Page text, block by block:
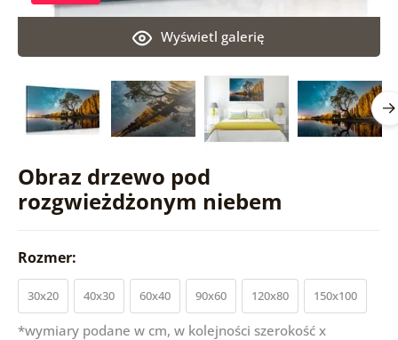
Obraz drzewo pod
rozgwieżdżonym niebem
Wyświetl galerię
Rozmer:
30x20 40x30 60x40 90x60 120x80 150x100
*wymiary podane w cm, w kolejności szerokość x